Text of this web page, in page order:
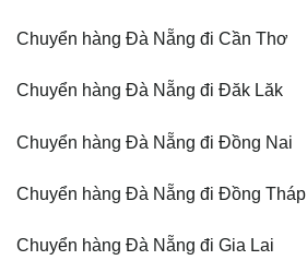
Chuyển hàng Đà Nẵng đi Cần Thơ
Chuyển hàng Đà Nẵng đi Đăk Lăk
Chuyển hàng Đà Nẵng đi Đồng Nai
Chuyển hàng Đà Nẵng đi Đồng Tháp
Chuyển hàng Đà Nẵng đi Gia Lai